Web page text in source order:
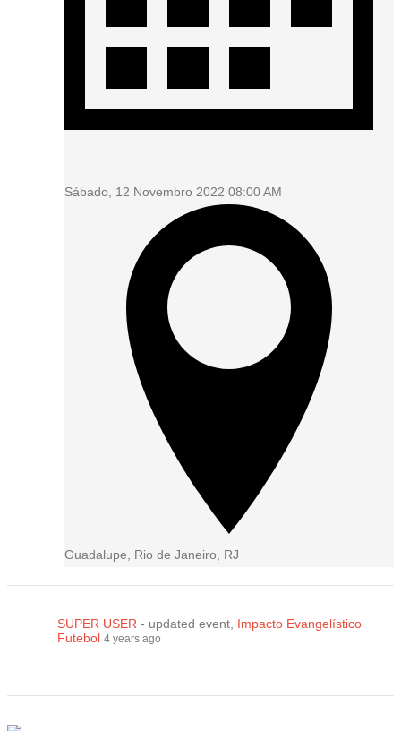
Sábado, 12 Novembro 2022 08:00 AM
Guadalupe, Rio de Janeiro, RJ
SUPER USER - updated event, Impacto Evangelístico
Futebol 4 years ago